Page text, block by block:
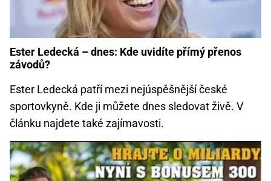
Ester Ledecká – dnes: Kde uvidíte přímý přenos
závodů?
Ester Ledecká patří mezi nejúspěšnější české
sportovkyně. Kde ji můžete dnes sledovat živě. V
článku najdete také zajímavosti.